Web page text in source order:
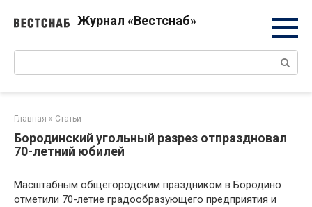
Журнал «Вестснаб»
Главная » Статьи
Бородинский угольный разрез отпраздновал
70-летний юбилей
Масштабным общегородским праздником в Бородино
отметили 70-летие градообразующего предприятия и